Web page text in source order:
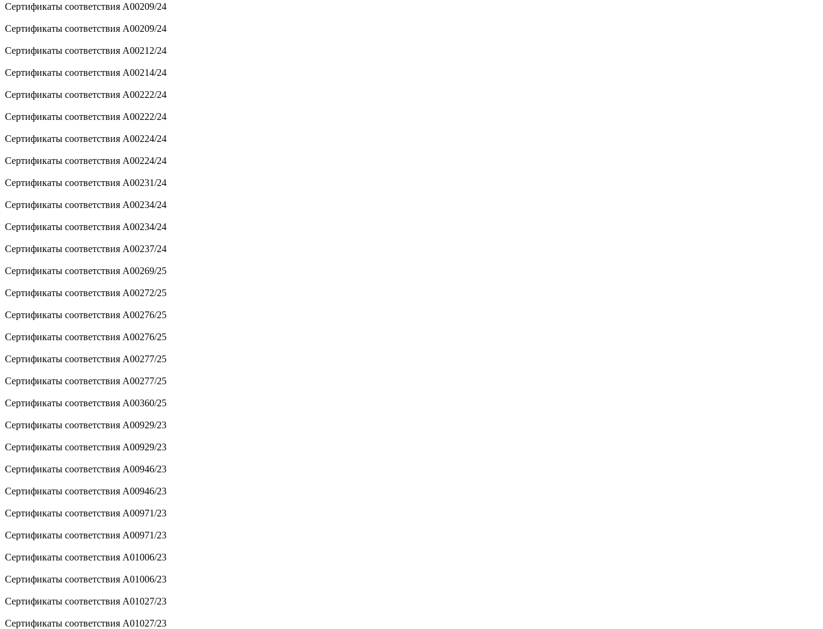
Сертификаты соответствия A00209/24
Сертификаты соответствия A00209/24
Сертификаты соответствия A00212/24
Сертификаты соответствия A00214/24
Сертификаты соответствия A00222/24
Сертификаты соответствия A00222/24
Сертификаты соответствия A00224/24
Сертификаты соответствия A00224/24
Сертификаты соответствия A00231/24
Сертификаты соответствия A00234/24
Сертификаты соответствия A00234/24
Сертификаты соответствия A00237/24
Сертификаты соответствия A00269/25
Сертификаты соответствия A00272/25
Сертификаты соответствия A00276/25
Сертификаты соответствия A00276/25
Сертификаты соответствия A00277/25
Сертификаты соответствия A00277/25
Сертификаты соответствия A00360/25
Сертификаты соответствия A00929/23
Сертификаты соответствия A00929/23
Сертификаты соответствия A00946/23
Сертификаты соответствия A00946/23
Сертификаты соответствия A00971/23
Сертификаты соответствия A00971/23
Сертификаты соответствия A01006/23
Сертификаты соответствия A01006/23
Сертификаты соответствия A01027/23
Сертификаты соответствия A01027/23